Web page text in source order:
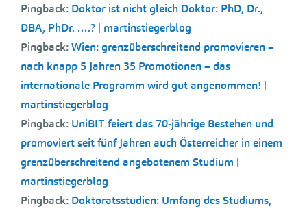
Pingback: Doktor ist nicht gleich Doktor: PhD, Dr.,
DBA, PhDr. ….? | martinstiegerblog
Pingback:Wien: grenzüberschreitend promovieren –
nach knapp 5 Jahren 35 Promotionen – das
internationale Programm wird gut angenommen! |
martinstiegerblog
Pingback: UniBIT feiert das 70-jährige Bestehen und
promoviert seit fünf Jahren auch Österreicher in einem
grenzüberschreitend angebotenem Studium |
martinstiegerblog
Pingback: Doktoratsstudien: Umfang des Studiums,